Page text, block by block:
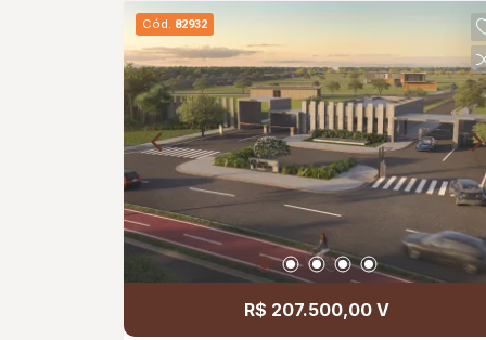
Cód. 82932
R$ 207.500,00 V